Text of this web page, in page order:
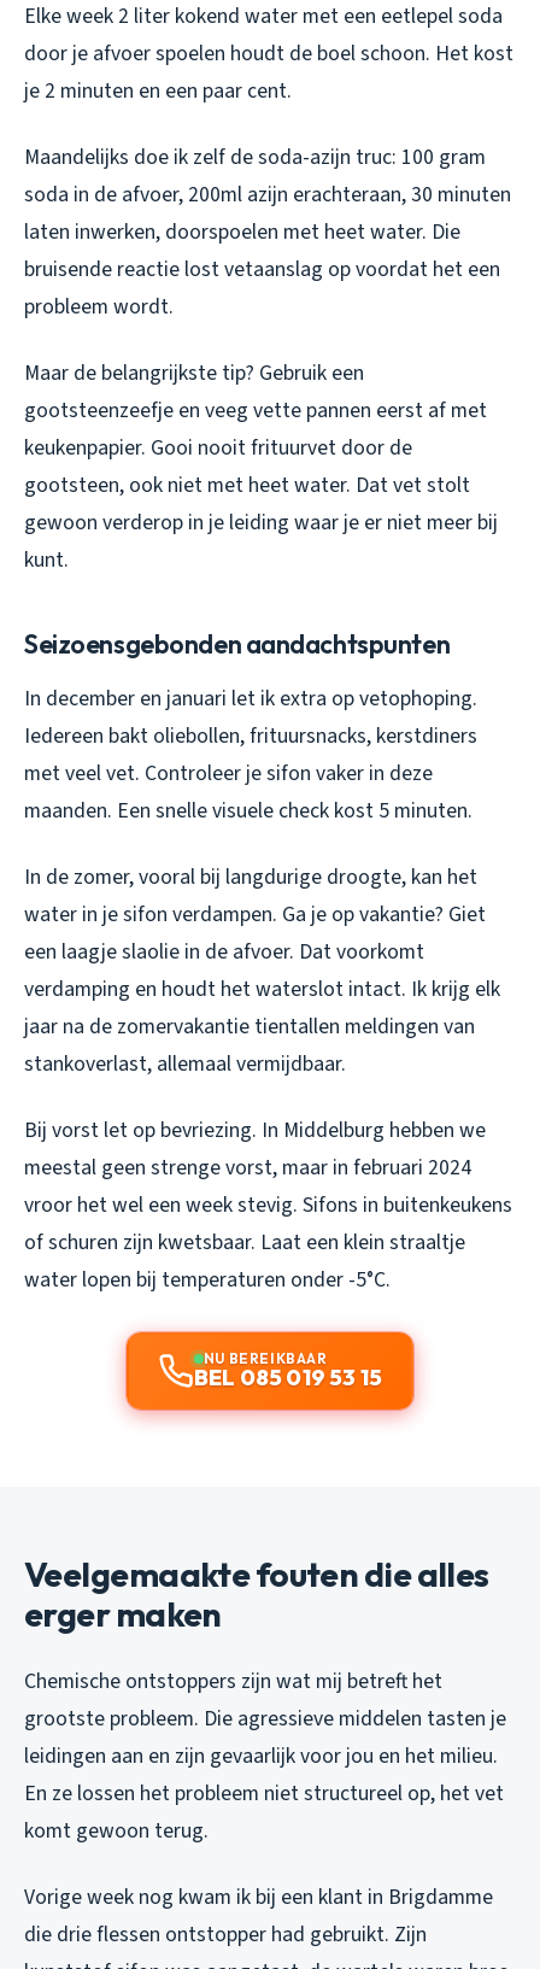
Elke week 2 liter kokend water met een eetlepel soda
door je afvoer spoelen houdt de boel schoon. Het kost
je 2 minuten en een paar cent.
Maandelijks doe ik zelf de soda-azijn truc: 100 gram
soda in de afvoer, 200ml azijn erachteraan, 30 minuten
laten inwerken, doorspoelen met heet water. Die
bruisende reactie lost vetaanslag op voordat het een
probleem wordt.
Maar de belangrijkste tip? Gebruik een
gootsteenzeefje en veeg vette pannen eerst af met
keukenpapier. Gooi nooit frituurvet door de
gootsteen, ook niet met heet water. Dat vet stolt
gewoon verderop in je leiding waar je er niet meer bij
kunt.
Seizoensgebonden aandachtspunten
In december en januari let ik extra op vetophoping.
Iedereen bakt oliebollen, frituursnacks, kerstdiners
met veel vet. Controleer je sifon vaker in deze
maanden. Een snelle visuele check kost 5 minuten.
In de zomer, vooral bij langdurige droogte, kan het
water in je sifon verdampen. Ga je op vakantie? Giet
een laagje slaolie in de afvoer. Dat voorkomt
verdamping en houdt het waterslot intact. Ik krijg elk
jaar na de zomervakantie tientallen meldingen van
stankoverlast, allemaal vermijdbaar.
Bij vorst let op bevriezing. In Middelburg hebben we
meestal geen strenge vorst, maar in februari 2024
vroor het wel een week stevig. Sifons in buitenkeukens
of schuren zijn kwetsbaar. Laat een klein straaltje
water lopen bij temperaturen onder -5°C.
NU BEREIKBAAR
BEL 085 019 53 15
Veelgemaakte fouten die alles
erger maken
Chemische ontstoppers zijn wat mij betreft het
grootste probleem. Die agressieve middelen tasten je
leidingen aan en zijn gevaarlijk voor jou en het milieu.
En ze lossen het probleem niet structureel op, het vet
komt gewoon terug.
Vorige week nog kwam ik bij een klant in Brigdamme
die drie flessen ontstopper had gebruikt. Zijn